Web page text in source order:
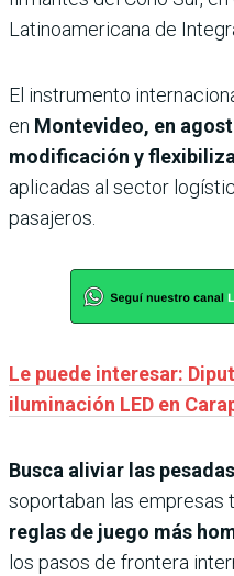
Latinoamericana de
El instrumento
en Montevideo, en
modificación y
aplicadas al sector
pasajeros.
Le puede interesar:
iluminación LED en
Busca aliviar las
soportaban las empresas
reglas de juego más
los pasos de frontera